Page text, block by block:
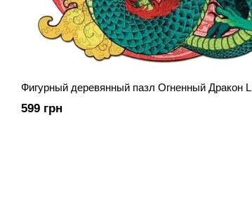
Фигурный деревянный пазл Огненный Дракон L
599 грн